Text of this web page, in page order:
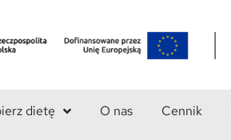
dietę O nas Cennik